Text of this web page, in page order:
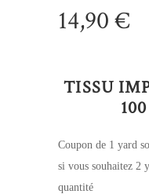
14,90€
TISSU
Coupon de 1 yard
si vous souhaitez 2
quantité